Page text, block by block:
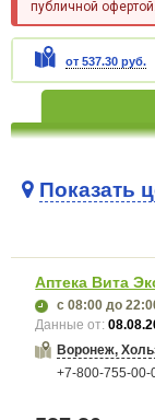
публичной
от 537.30 руб.
Показать
Аптека Вита
с 08:00 до
Данные от:
Воронеж,
+7-800-755-00-